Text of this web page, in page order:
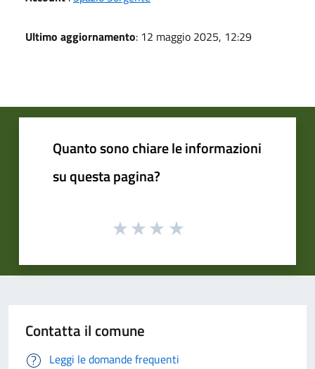
Ultimo aggiornamento: 12 maggio 2025, 12:29
Quanto sono chiare le informazioni
su questa pagina?
Contatta il comune
Leggi le domande frequenti